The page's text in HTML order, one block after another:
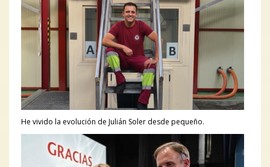
He vivido la evolución de Julián Soler desde pequeño.